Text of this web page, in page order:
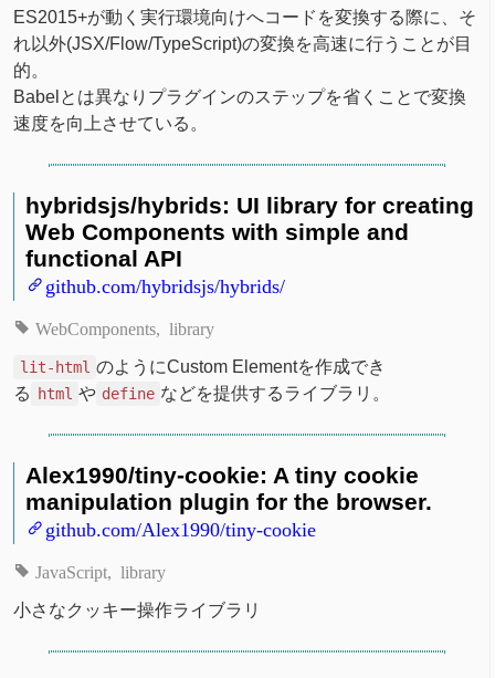
ES2015+が動く実行環境向けへコードを変換する際に、そ
れ以外(JSX/Flow/TypeScript)の変換を高速に行うことが目
的。
Babelとは異なりプラグインのステップを省くことで変換
速度を向上させている。
hybridsjs/hybrids: UI library for creating
Web Components with simple and
functional API
github.com/hybridsjs/hybrids/
WebComponents library
lit-html のようにCustom Elementを作成でき
る
html や define などを提供するライブラリ。
Alex1990/tiny-cookie: A tiny cookie
manipulation plugin for the browser.
github.com/Alex1990/tiny-cookie
JavaScript library
小さなクッキー操作ライブラリ